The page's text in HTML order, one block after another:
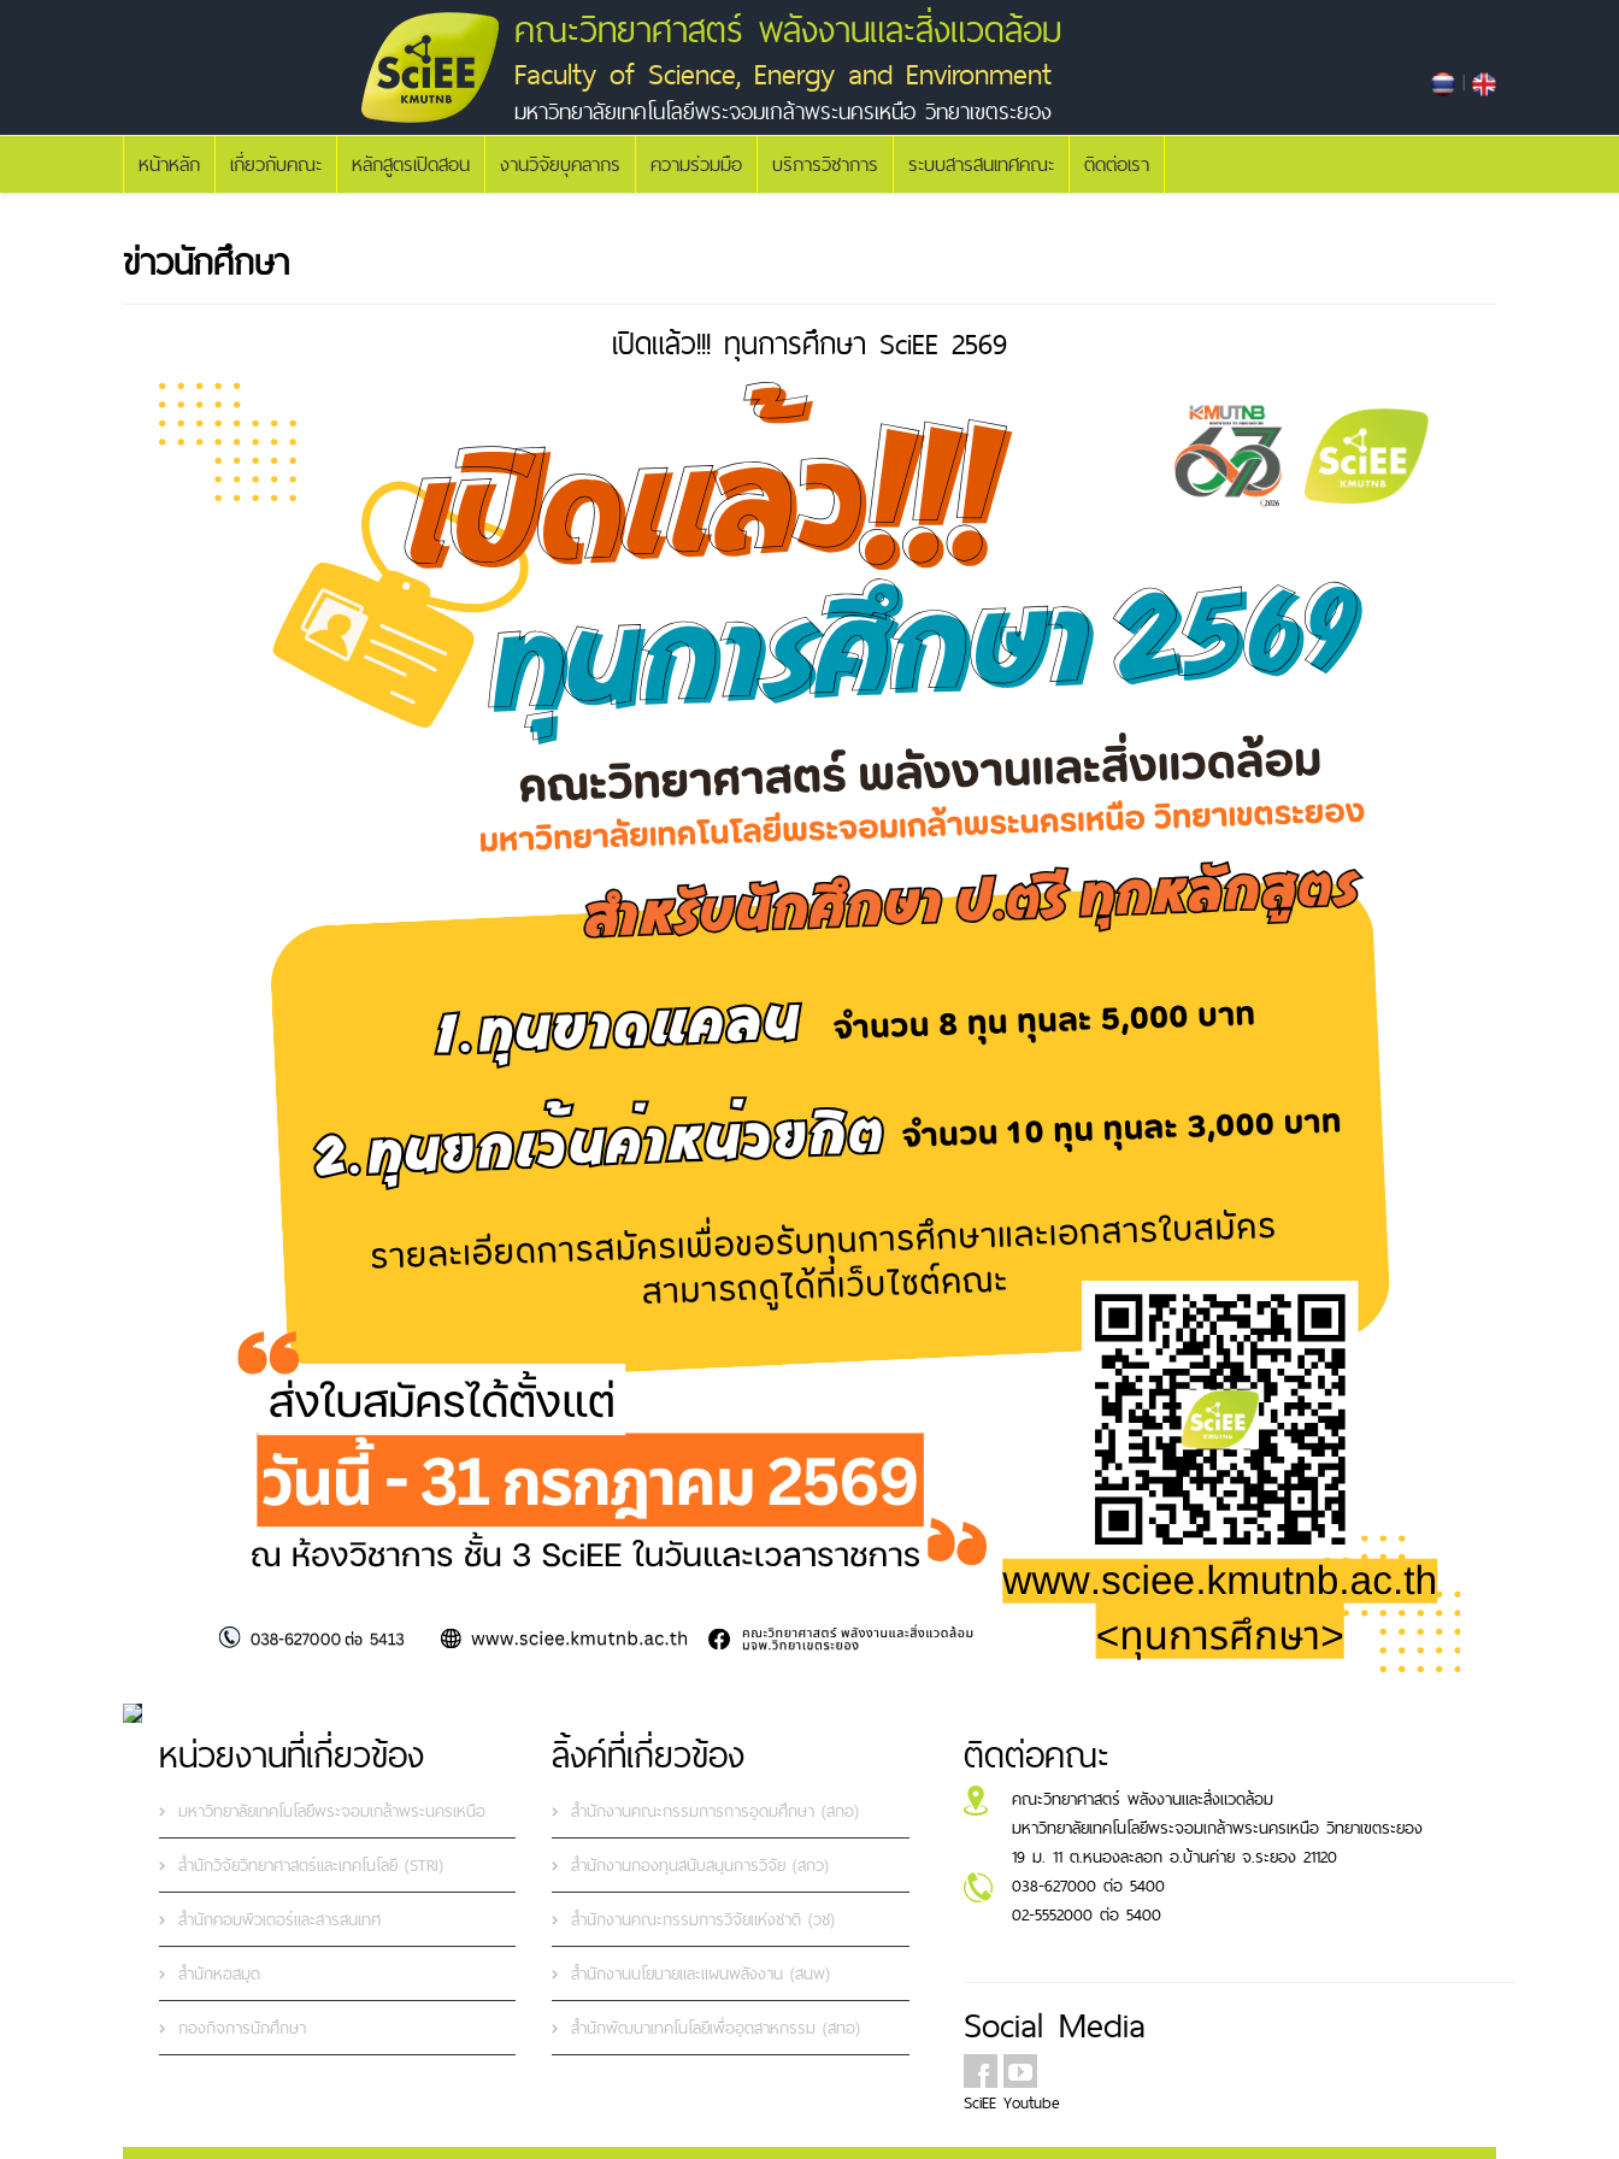
คณะวิทยาศาสตร์ พลังงานและสิ่งแวดล้อม
Faculty of Science, Energy and Environment
มหาวิทยาลัยเทคโนโลยีพระจอมเกล้าพระนครเหนือ วิทยาเขตระยอง
|
หน้าหลัก เกี่ยวกับคณะ หลักสูตรเปิดสอน งานวิจัยบุคลากร ความร่วมมือ บริการวิชาการ ระบบสารสนเทศคณะ ติดต่อเรา
ข่าวนักศึกษา
เปิดแล้ว!!! ทุนการศึกษา SciEE 2569
หน่วยงานที่เกี่ยวข้อง
มหาวิทยาลัยเทคโนโลยีพระจอมเกล้าพระนครเหนือ
สำนักวิจัยวิทยาศาสตร์และเทคโนโลยี (STRI)
สำนักคอมพิวเตอร์และสารสนเทศ
สำนักหอสมุด
กองกิจการนักศึกษา
ลิ้งค์ที่เกี่ยวข้อง
สำนักงานคณะกรรมการการอุดมศึกษา (สกอ)
สำนักงานกองทุนสนับสนุนการวิจัย (สกว)
สำนักงานคณะกรรมการวิจัยแห่งชาติ (วช)
สำนักงานนโยบายและแผนพลังงาน (สนพ)
สำนักพัฒนาเทคโนโลยีเพื่ออุตสาหกรรม (สทอ)
ติดต่อคณะ
คณะวิทยาศาสตร์ พลังงานและสิ่งแวดล้อม
มหาวิทยาลัยเทคโนโลยีพระจอมเกล้าพระนครเหนือ วิทยาเขตระยอง
19 ม. 11 ต.หนองละลอก อ.บ้านค่าย จ.ระยอง 21120
038-627000 ต่อ 5400
02-5552000 ต่อ 5400
Social Media
SciEE Youtube